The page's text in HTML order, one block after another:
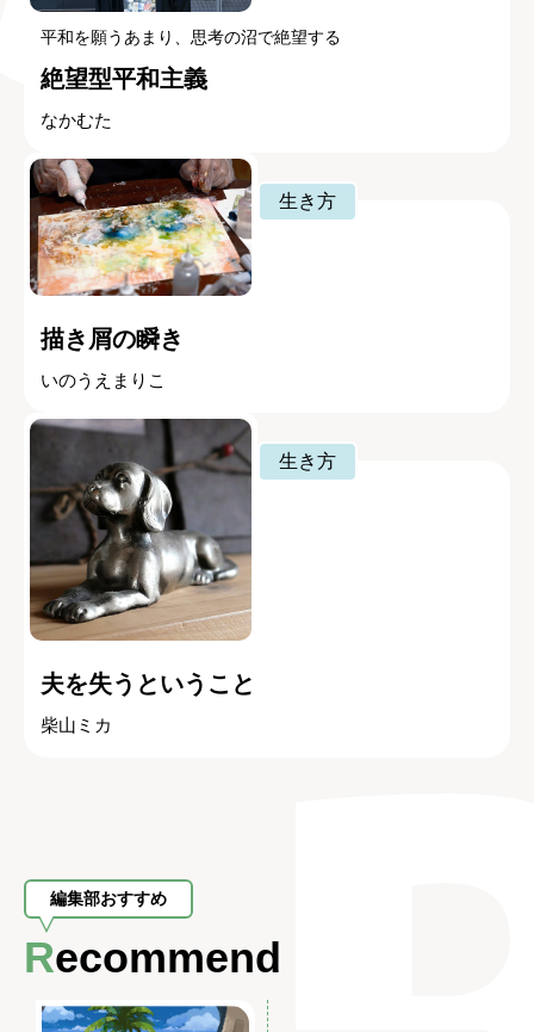
平和を願うあまり、思考の沼で絶望する
絶望型平和主義
なかむた
生き方
描き屑の瞬き
いのうえまりこ
生き方
夫を失うということ
柴山ミカ
編集部おすすめ
Recommend